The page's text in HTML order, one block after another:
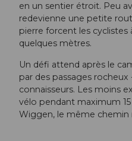
en un sentier étroit. Peu
redevienne une petite
pierre forcent les cyclistes
quelques mètres.
Un défi attend après le
par des passages rocheux
connaisseurs. Les moins
vélo pendant maximum
Wiggen, le même chemin